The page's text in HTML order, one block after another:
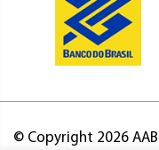
© Copyright 2026